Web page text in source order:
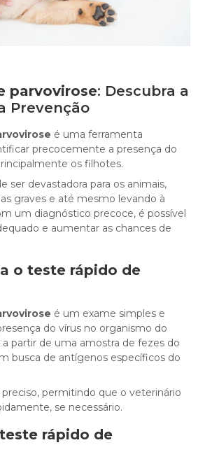
parvovirose: Descubra a
Prevenção
é uma ferramenta
precocemente a presença do
os filhotes.
ser devastadora para os animais,
graves e até mesmo levando à
um diagnóstico precoce, é possível
e aumentar as chances de
oteste rápido de
é um exame simples e
do vírus no organismo do
a partir de uma amostra de fezes do
busca de antígenos específicos do
permitindo que o veterinário
se necessário.
teste rápido de